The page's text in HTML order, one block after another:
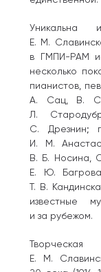
Уникальна
Е. М.
в ГМПИ-РАМ
несколько
пианистов,
А. Сац, В.
Л.
С. Дрезнин;
И. М.
В. Б. Носина,
Е. Ю.
Т. В.
известные
и за рубежом.
Е. М.